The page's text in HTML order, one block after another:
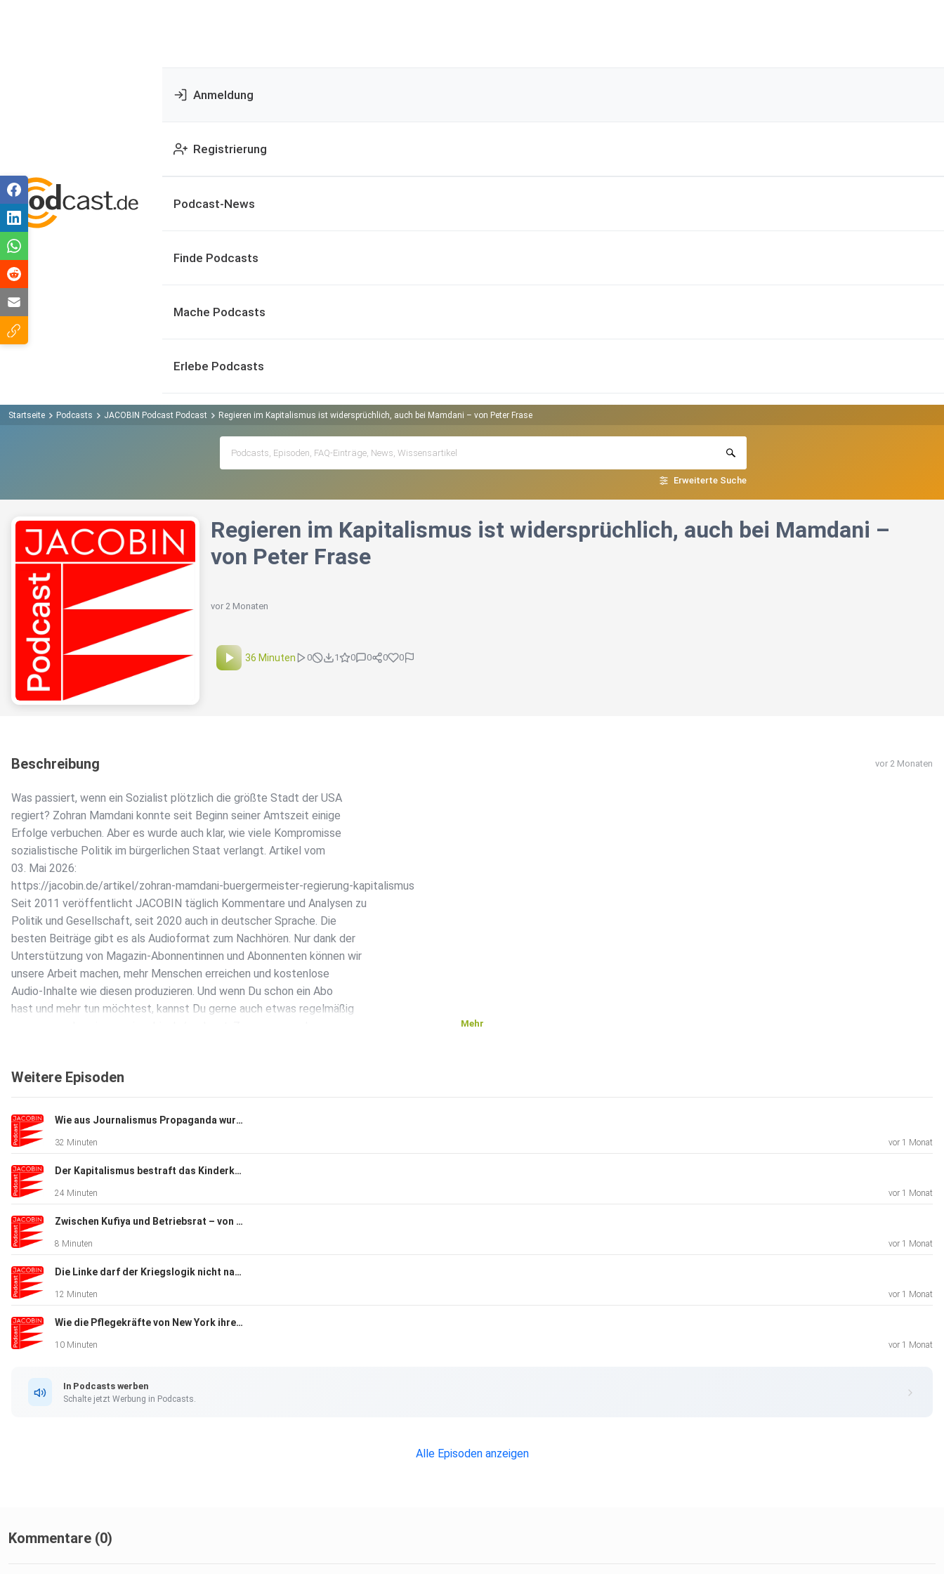
Anmeldung
Registrierung
Podcast-News
Finde Podcasts
Mache Podcasts
Erlebe Podcasts
Startseite Podcasts JACOBIN Podcast Podcast Regieren im Kapitalismus ist widersprüchlich, auch bei Mamdani – von Peter Frase
Erweiterte Suche
Regieren im Kapitalismus ist widersprüchlich, auch bei Mamdani –
von Peter Frase
vor 2 Monaten
36 Minuten 0 1 0 0 0 0
Beschreibung vor 2 Monaten
Was passiert, wenn ein Sozialist plötzlich die größte Stadt der USA
regiert? Zohran Mamdani konnte seit Beginn seiner Amtszeit einige
Erfolge verbuchen. Aber es wurde auch klar, wie viele Kompromisse
sozialistische Politik im bürgerlichen Staat verlangt. Artikel vom
03. Mai 2026:
https://jacobin.de/artikel/zohran-mamdani-buergermeister-regierung-kapitalismus
Seit 2011 veröffentlicht JACOBIN täglich Kommentare und Analysen zu
Politik und Gesellschaft, seit 2020 auch in deutscher Sprache. Die
besten Beiträge gibt es als Audioformat zum Nachhören. Nur dank der
Unterstützung von Magazin-Abonnentinnen und Abonnenten können wir
unsere Arbeit machen, mehr Menschen erreichen und kostenlose
Audio-Inhalte wie diesen produzieren. Und wenn Du schon ein Abo
hast und mehr tun möchtest, kannst Du gerne auch etwas regelmäßig
www.youtube.com/c/JacobinMagazin Webseite: www.jacobin.de
Mehr
Weitere Episoden
Wie aus Journalismus Propaganda wurde – von Fabian Goldmann
32 Minuten vor 1 Monat
Der Kapitalismus bestraft das Kinderkriegen – von Kristen Ghodsee
24 Minuten vor 1 Monat
Zwischen Kufiya und Betriebsrat – von Jörg Wimalasena
8 Minuten vor 1 Monat
Die Linke darf der Kriegslogik nicht nachgeben – von Cem Ince und Lea Reisner
12 Minuten vor 1 Monat
Wie die Pflegekräfte von New York ihren größten Arbeitskampf gewannen von Shella Dominguez
10 Minuten vor 1 Monat
In Podcasts werben
Schalte jetzt Werbung in Podcasts.
Alle Episoden anzeigen
Kommentare (0)